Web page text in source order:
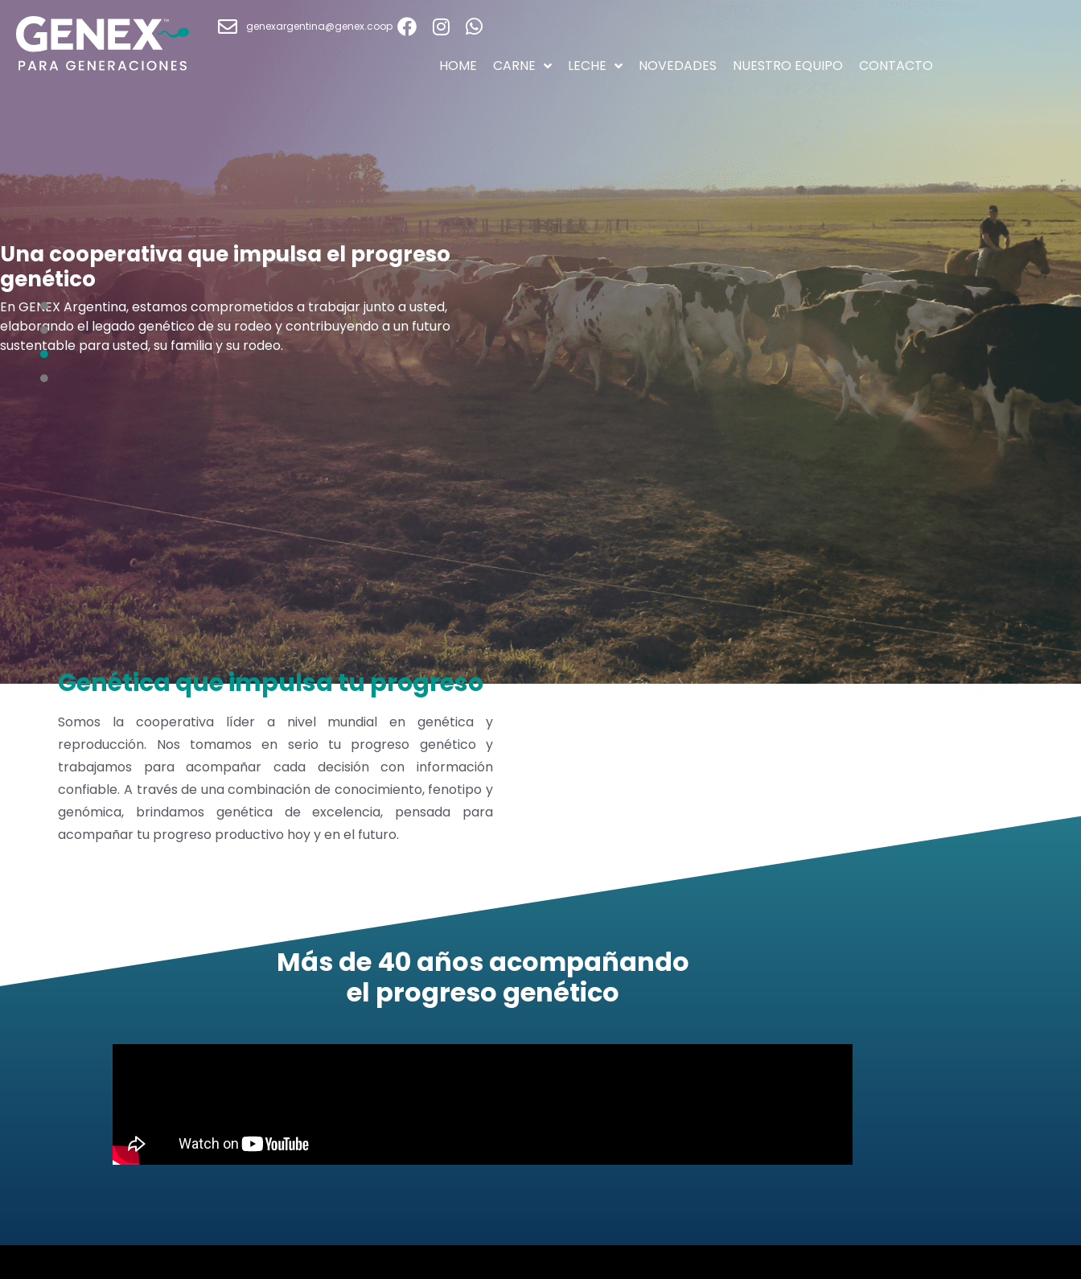
genexargentina@genex.coop
HOME CARNE LECHE NOVEDADES NUESTRO EQUIPO CONTACTO
Una cooperativa que impulsa el progreso
genético
En GENEX Argentina, estamos comprometidos a trabajar junto a usted,
elaborando el legado genético de su rodeo y contribuyendo a un futuro
sustentable para usted, su familia y su rodeo.
Genética que impulsa tu progreso
Somos la cooperativa líder a nivel mundial en genética y
reproducción. Nos tomamos en serio tu progreso genético y
trabajamos para acompañar cada decisión con información
confiable. A través de una combinación de conocimiento, fenotipo y
genómica, brindamos genética de excelencia, pensada para
acompañar tu progreso productivo hoy y en el futuro.
Más de 40 años acompañando
el progreso genético